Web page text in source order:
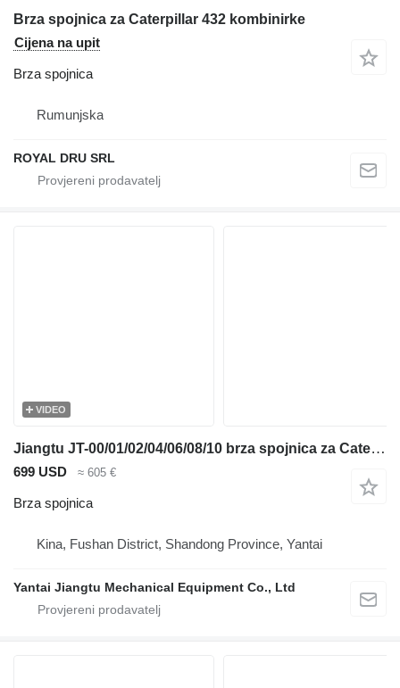
Brza spojnica za Caterpillar 432 kombinirke
Cijena na upit
Brza spojnica
Rumunjska
ROYAL DRU SRL
VIDEO
Jiangtu JT-00/01/02/04/06/08/10 brza spojnica za Caterpillar bagera
699 USD ≈ 605 €
Brza spojnica
Kina, Fushan District, Shandong Province, Yantai
Yantai Jiangtu Mechanical Equipment Co., Ltd